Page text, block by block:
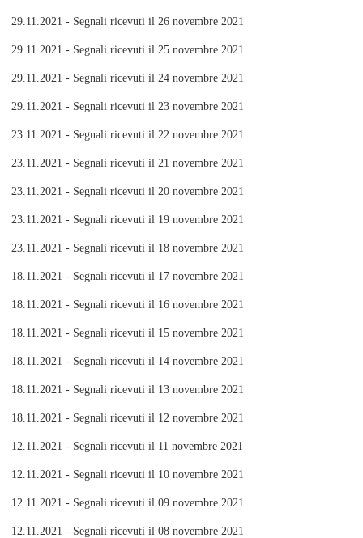
29.11.2021 - Segnali ricevuti il 26 novembre 2021
29.11.2021 - Segnali ricevuti il 25 novembre 2021
29.11.2021 - Segnali ricevuti il 24 novembre 2021
29.11.2021 - Segnali ricevuti il 23 novembre 2021
23.11.2021 - Segnali ricevuti il 22 novembre 2021
23.11.2021 - Segnali ricevuti il 21 novembre 2021
23.11.2021 - Segnali ricevuti il 20 novembre 2021
23.11.2021 - Segnali ricevuti il 19 novembre 2021
23.11.2021 - Segnali ricevuti il 18 novembre 2021
18.11.2021 - Segnali ricevuti il 17 novembre 2021
18.11.2021 - Segnali ricevuti il 16 novembre 2021
18.11.2021 - Segnali ricevuti il 15 novembre 2021
18.11.2021 - Segnali ricevuti il 14 novembre 2021
18.11.2021 - Segnali ricevuti il 13 novembre 2021
18.11.2021 - Segnali ricevuti il 12 novembre 2021
12.11.2021 - Segnali ricevuti il 11 novembre 2021
12.11.2021 - Segnali ricevuti il 10 novembre 2021
12.11.2021 - Segnali ricevuti il 09 novembre 2021
12.11.2021 - Segnali ricevuti il 08 novembre 2021